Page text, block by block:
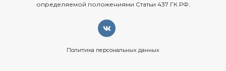
определяемой положениями Статьи 437 ГК РФ.
Политика персональных данных